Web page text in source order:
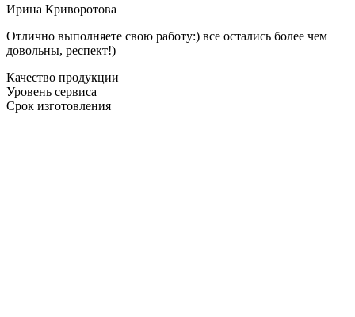
Ирина Криворотова
Отлично выполняете свою работу:) все остались более чем
довольны, респект!)
Качество продукции
Уровень сервиса
Срок изготовления